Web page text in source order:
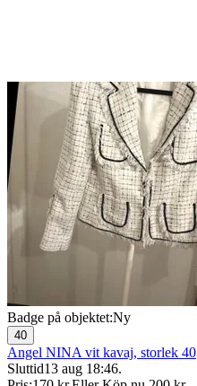
Badge på objektet:Ny
40
Angel NINA vit kavaj, storlek 40
Sluttid13 aug 18:46.